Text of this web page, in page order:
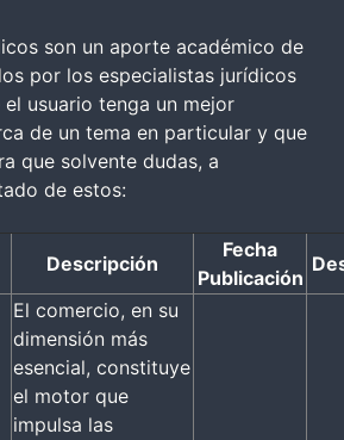
son un aporte académico de
por los especialistas jurídicos
el usuario tenga un mejor
de un tema en particular y que
que solvente dudas, a
de estos:
Descripción
Fecha
Publicación
El comercio, en su
dimensión más
esencial, constituye
el motor que
impulsa las